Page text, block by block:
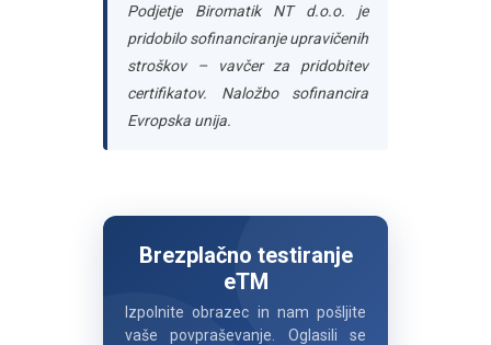
Podjetje Biromatik NT d.o.o. je
pridobilo sofinanciranje upravičenih
stroškov – vavčer za pridobitev
certifikatov. Naložbo sofinancira
Evropska unija.
Brezplačno testiranje
eTM
Izpolnite obrazec in nam pošljite
vaše povpraševanje. Oglasili se